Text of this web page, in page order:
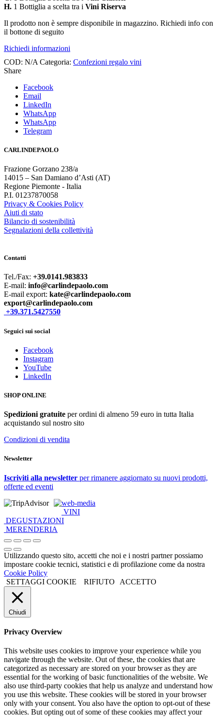
H. 1 Bottiglia a scelta tra i Vini Riserva
Il prodotto non è sempre disponibile in magazzino. Richiedi info con
il bottone di seguito
Richiedi informazioni
COD: N/A Categoria: Confezioni regalo vini
Share
Facebook
Email
LinkedIn
WhatsApp
WhatsApp
Telegram
CARLINDEPAOLO
Frazione Gorzano 238/a
14015 – San Damiano d’Asti (AT)
Regione Piemonte - Italia
P.I. 01237870058
Privacy & Cookies Policy
Aiuti di stato
Bilancio di sostenibilità
Segnalazioni della collettività
Contatti
Tel./Fax: +39.0141.983833
E-mail: info@carlindepaolo.com
E-mail export: kate@carlindepaolo.com
export@carlindepaolo.com
+39.371.5427550
Seguici sui social
Facebook
Instagram
YouTube
LinkedIn
SHOP ONLINE
Spedizioni gratuite per ordini di almeno 59 euro in tutta Italia
acquistando sul nostro sito
Condizioni di vendita
Newsletter
Iscriviti alla newsletter per rimanere aggiornato su nuovi prodotti,
offerte ed eventi
web-media
VINI
DEGUSTAZIONI
MERENDERIA
Utilizzando questo sito, accetti che noi e i nostri partner possiamo
impostare cookie tecnici, statistici e di profilazione come da nostra
Cookie Policy
SETTAGGI COOKIE
RIFIUTO ACCETTO
Chiudi
Privacy Overview
This website uses cookies to improve your experience while you
navigate through the website. Out of these, the cookies that are
categorized as necessary are stored on your browser as they are
essential for the working of basic functionalities of the website. We
also use third-party cookies that help us analyze and understand how
you use this website. These cookies will be stored in your browser
only with your consent. You also have the option to opt-out of these
cookies. But opting out of some of these cookies may affect your